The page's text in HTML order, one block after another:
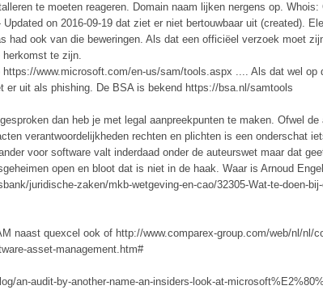
te moeten reageren. Domain naam lijken nergens op. Whois:
Updated on 2016-09-19 dat ziet er niet bertouwbaar uit (created).
had ook van die beweringen. Als dat een officiëel verzoek moet
herkomst te zijn.
www.microsoft.com/en-us/sam/tools.aspx .... Als dat wel op
er uit als phishing. De BSA is bekend https://bsa.nl/samtools
dan heb je met legal aanpreekpunten te maken. Ofwel
verantwoordelijkheden rechten en plichten is een onderschat
voor software valt inderdaad onder de auteurswet maar dat
open en bloot dat is niet in de haak. Waar is Arnoud
juridische-zaken/mkb-wetgeving-en-cao/32305-Wat-te-doen-
naast quexcel ook of http://www.comparex-group.com/web/nl/nl/
asset-management.htm#
an-audit-by-another-name-an-insiders-look-at-